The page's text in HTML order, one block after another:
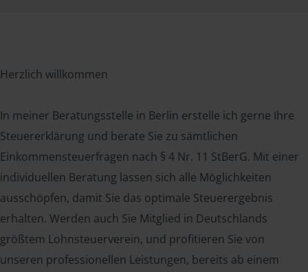
Herzlich willkommen
In meiner Beratungsstelle in Berlin erstelle ich gerne Ihre
Steuererklärung und berate Sie zu sämtlichen
Einkommensteuerfragen nach § 4 Nr. 11 StBerG. Mit einer
individuellen Beratung lassen sich alle Möglichkeiten
ausschöpfen, damit Sie das optimale Steuerergebnis
erhalten. Werden auch Sie Mitglied in Deutschlands
größtem Lohnsteuerverein, und profitieren Sie von
unseren professionellen Leistungen, bereits ab einem